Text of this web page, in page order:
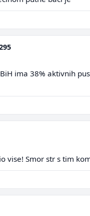
ima 38% aktivnih
vise! Smor str s tim